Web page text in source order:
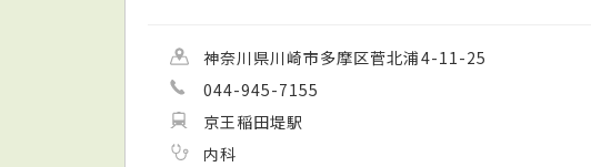
神奈川県川崎市多摩区菅北浦4-11-25
044-945-7155
京王稲田堤駅
内科